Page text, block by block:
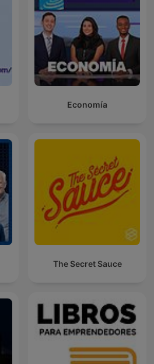
Economía
The Secret Sauce